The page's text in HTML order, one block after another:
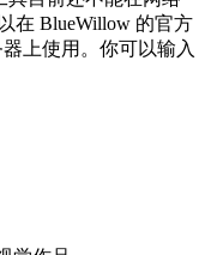
在 BlueWillow 的官方
上使用。你可以输入